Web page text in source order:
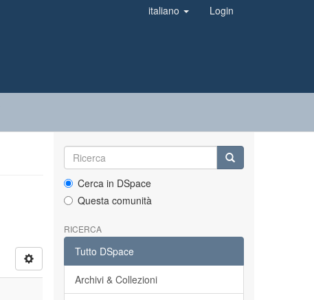
italiano Login
Cerca in DSpace
Questa comunità
RICERCA
Tutto DSpace
Archivi & Collezioni